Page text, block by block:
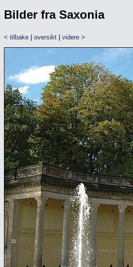
Bilder fra Saxonia
< tilbake oversikt videre >